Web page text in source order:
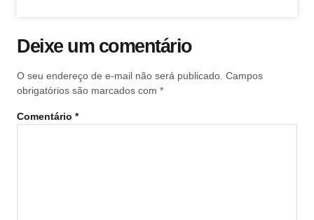
Deixe um comentário
O seu endereço de e-mail não será publicado. Campos
obrigatórios são marcados com *
Comentário *